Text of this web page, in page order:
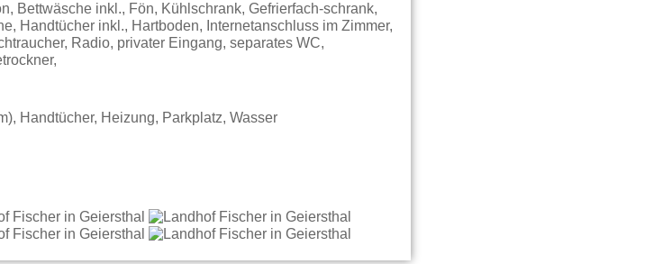
Bettwäsche inkl., Fön, Kühlschrank, Gefrierfach-schrank,
Handtücher inkl., Hartboden, Internetanschluss im Zimmer,
Radio, privater Eingang, separates WC,
Handtücher, Heizung, Parkplatz, Wasser